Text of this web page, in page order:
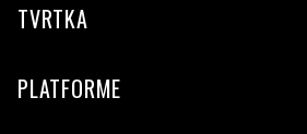
TVRTKA
PLATFORME